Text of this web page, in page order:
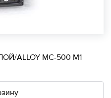
ALLOY МС-500 М1